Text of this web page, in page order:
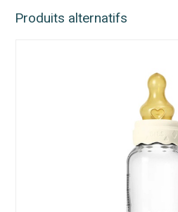
Produits alternatifs